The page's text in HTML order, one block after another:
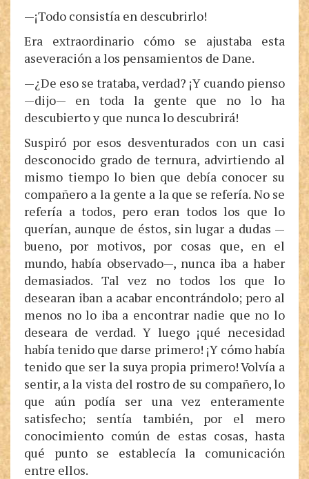
—¡Todo consistía en descubrirlo!
Era extraordinario cómo se ajustaba esta
aseveración a los pensamientos de Dane.
—¿De eso se trataba, verdad? ¡Y cuando pienso
—dijo— en toda la gente que no lo ha
descubierto y que nunca lo descubrirá!
Suspiró por esos desventurados con un casi
desconocido grado de ternura, advirtiendo al
mismo tiempo lo bien que debía conocer su
compañero a la gente a la que se refería. No se
refería a todos, pero eran todos los que lo
querían, aunque de éstos, sin lugar a dudas —
bueno, por motivos, por cosas que, en el
mundo, había observado—, nunca iba a haber
demasiados. Tal vez no todos los que lo
desearan iban a acabar encontrándolo; pero al
menos no lo iba a encontrar nadie que no lo
deseara de verdad. Y luego ¡qué necesidad
había tenido que darse primero! ¡Y cómo había
tenido que ser la suya propia primero! Volvía a
sentir, a la vista del rostro de su compañero, lo
que aún podía ser una vez enteramente
satisfecho; sentía también, por el mero
conocimiento común de estas cosas, hasta
qué punto se establecía la comunicación
entre ellos.